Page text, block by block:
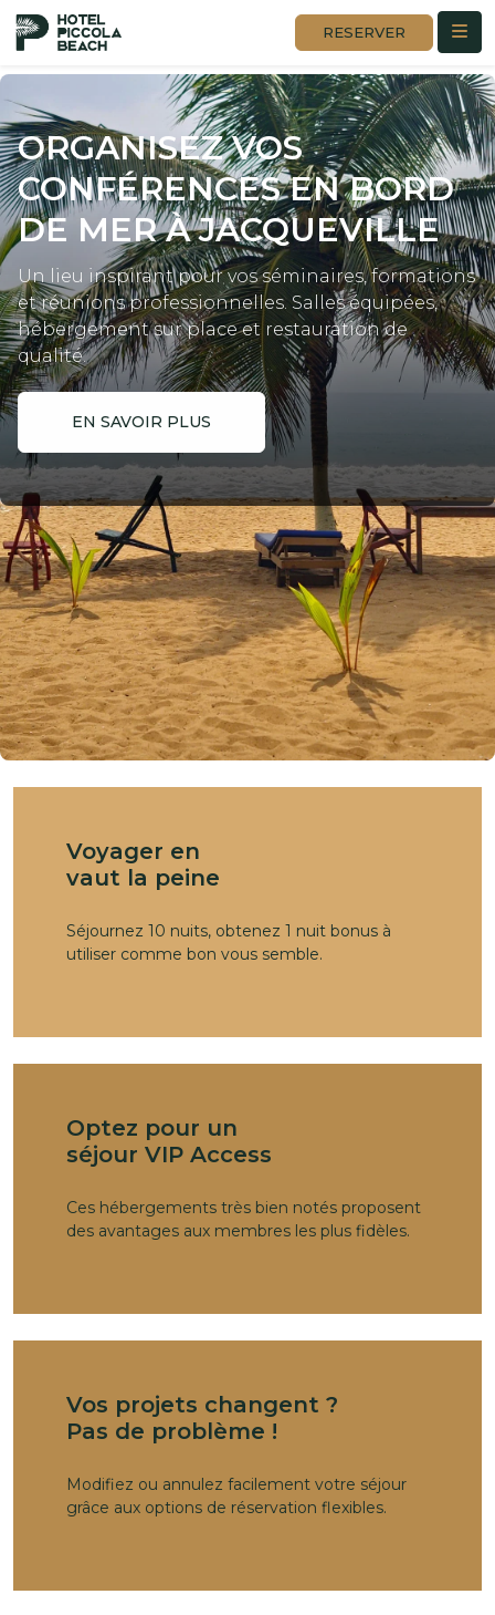
RESERVER
ORGANISEZ VOS
CONFÉRENCES EN BORD
DE MER À JACQUEVILLE
Un lieu inspirant pour vos séminaires, formations
et réunions professionnelles. Salles équipées,
hébergement sur place et restauration de
qualité.
EN SAVOIR PLUS
Voyager en
vaut la peine
Séjournez 10 nuits, obtenez 1 nuit bonus à
utiliser comme bon vous semble.
Optez pour un
séjour VIP Access
Ces hébergements très bien notés proposent
des avantages aux membres les plus fidèles.
Vos projets changent ?
Pas de problème !
Modifiez ou annulez facilement votre séjour
grâce aux options de réservation flexibles.